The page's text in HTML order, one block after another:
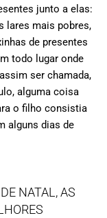
junto a elas:
lares mais pobres,
de presentes
todo lugar onde
ser chamada,
alguma coisa
o filho consistia
alguns dias de
NATAL, AS